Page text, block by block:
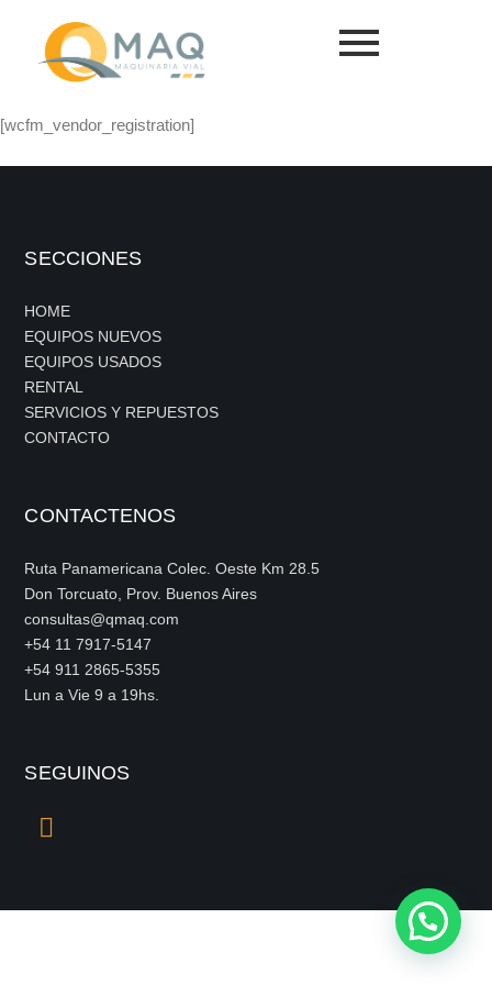
[wcfm_vendor_registration]
SECCIONES
HOME
EQUIPOS NUEVOS
EQUIPOS USADOS
RENTAL
SERVICIOS Y REPUESTOS
CONTACTO
CONTACTENOS
Ruta Panamericana Colec. Oeste Km 28.5
Don Torcuato, Prov. Buenos Aires
consultas@qmaq.com
+54 11 7917-5147
+54 911 2865-5355
Lun a Vie 9 a 19hs.
SEGUINOS